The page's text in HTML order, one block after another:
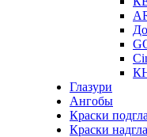
Глазури
Ангобы
Краски
Краски